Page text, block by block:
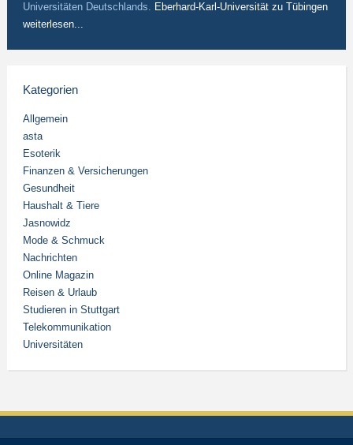
Universitäten Deutschlands. Eberhard-Karl-Universität zu Tübingen
weiterlesen...
Kategorien
Allgemein
asta
Esoterik
Finanzen & Versicherungen
Gesundheit
Haushalt & Tiere
Jasnowidz
Mode & Schmuck
Nachrichten
Online Magazin
Reisen & Urlaub
Studieren in Stuttgart
Telekommunikation
Universitäten